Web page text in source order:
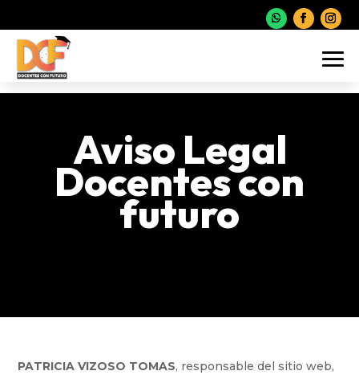
Aviso Legal
Docentes con
futuro
PATRICIA VIZOSO TOMAS, responsable del sitio web,